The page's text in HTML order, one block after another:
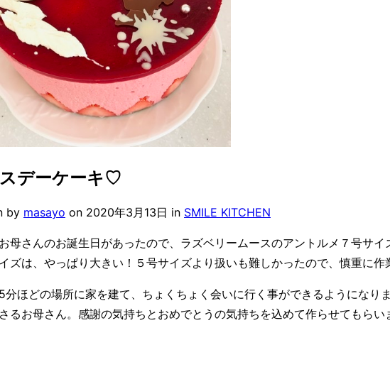
デーケーキ♡
by masayo on 2020年3月13日 in SMILE KITCHEN
母さんのお誕生日があったので、ラズベリームースのアントルメ７号サイ
ズは、やっぱり大きい！５号サイズより扱いも難しかったので、慎重に作
分ほどの場所に家を建て、ちょくちょく会いに行く事ができるようになり
るお母さん。感謝の気持ちとおめでとうの気持ちを込めて作らせてもらい